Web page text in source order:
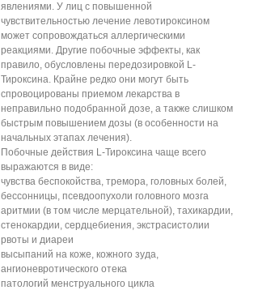
явлениями. У лиц с повышенной
чувствительностью лечение левотироксином
может сопровождаться аллергическими
реакциями. Другие побочные эффекты, как
правило, обусловлены передозировкой L-
Тироксина. Крайне редко они могут быть
спровоцированы приемом лекарства в
неправильно подобранной дозе, а также слишком
быстрым повышением дозы (в особенности на
начальных этапах лечения).
Побочные действия L-Тироксина чаще всего
выражаются в виде:
чувства беспокойства, тремора, головных болей,
бессонницы, псевдоопухоли головного мозга
аритмии (в том числе мерцательной), тахикардии,
стенокардии, сердцебиения, экстрасистолии
рвоты и диареи
высыпаний на коже, кожного зуда,
ангионевротического отека
патологий менструального цикла